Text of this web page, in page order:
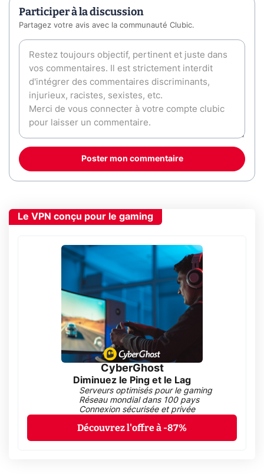
Participer à la discussion
Partagez votre avis avec la communauté Clubic.
Poster mon commentaire
Le VPN conçu pour le gaming
CyberGhost
Diminuez le Ping et le Lag
Serveurs optimisés pour le gaming
Réseau mondial dans 100 pays
Connexion sécurisée et privée
Découvrez l'offre à -87%